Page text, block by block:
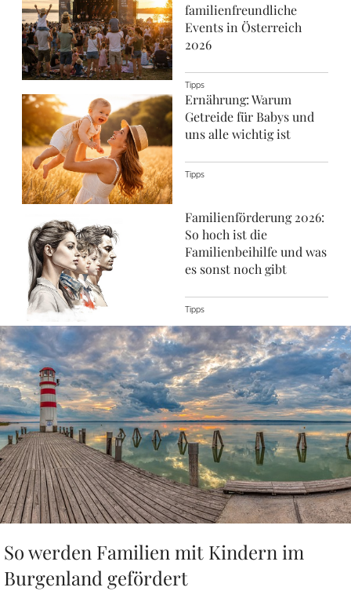
familienfreundliche
Events in Österreich
2026
Tipps
Ernährung: Warum
Getreide für Babys und
uns alle wichtig ist
Tipps
Familienförderung 2026:
So hoch ist die
Familienbeihilfe und was
es sonst noch gibt
Tipps
So werden Familien mit Kindern im
Burgenland gefördert